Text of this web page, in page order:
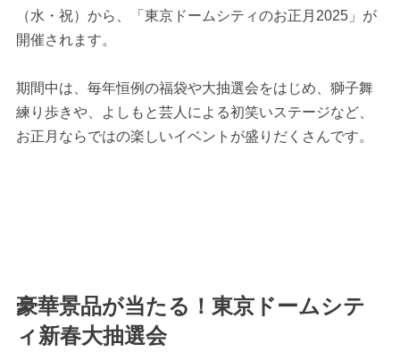
（水・祝）から、「東京ドームシティのお正月2025」が
開催されます。
期間中は、毎年恒例の福袋や大抽選会をはじめ、獅子舞
練り歩きや、よしもと芸人による初笑いステージなど、
お正月ならではの楽しいイベントが盛りだくさんです。
豪華景品が当たる！東京ドームシテ
ィ新春大抽選会